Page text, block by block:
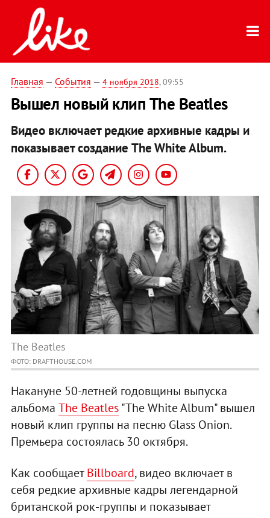
Главная — События — 4 ноября 2018, 09:55
Вышел новый клип The Beatles
Видео включает редкие архивные кадры и
показывает создание The White Album.
The Beatles
ФОТО: DRAFTHOUSE.COM
Накануне 50-летней годовщины выпуска
альбома The Beatles"The White Album" вышел
новый клип группы на песню Glass Onion.
Премьера состоялась 30 октября.
Как сообщаетВillboard, видео включает в
себя редкие архивные кадры легендарной
британской рок-группы и показывает